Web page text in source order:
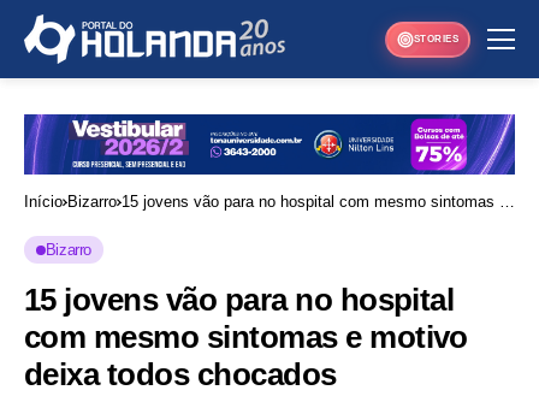
STORIES
Início Bizarro 15 jovens vão para no hospital com mesmo sintomas e
Bizarro
15 jovens vão para no hospital
com mesmo sintomas e motivo
deixa todos chocados